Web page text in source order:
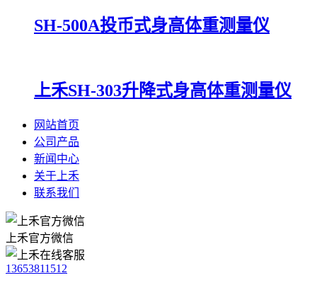
SH-500A投币式身高体重测量仪
上禾SH-303升降式身高体重测量仪
网站首页
公司产品
新闻中心
关于上禾
联系我们
上禾官方微信
13653811512